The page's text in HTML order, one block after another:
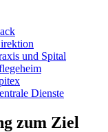
und Spital
Dienste
zum Ziel